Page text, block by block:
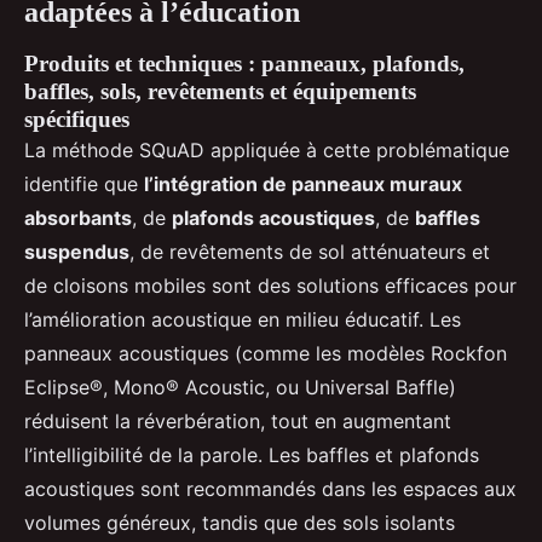
adaptées à l’éducation
Produits et techniques : panneaux, plafonds,
baffles, sols, revêtements et équipements
spécifiques
La méthode SQuAD appliquée à cette problématique
identifie que l’intégration de panneaux muraux
absorbants, de plafonds acoustiques, de baffles
suspendus, de revêtements de sol atténuateurs et
de cloisons mobiles sont des solutions efficaces pour
l’amélioration acoustique en milieu éducatif. Les
panneaux acoustiques (comme les modèles Rockfon
Eclipse®, Mono® Acoustic, ou Universal Baffle)
réduisent la réverbération, tout en augmentant
l’intelligibilité de la parole. Les baffles et plafonds
acoustiques sont recommandés dans les espaces aux
volumes généreux, tandis que des sols isolants